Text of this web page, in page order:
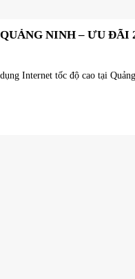
NINH – ƯU ĐÃI
Internet tốc độ cao tại